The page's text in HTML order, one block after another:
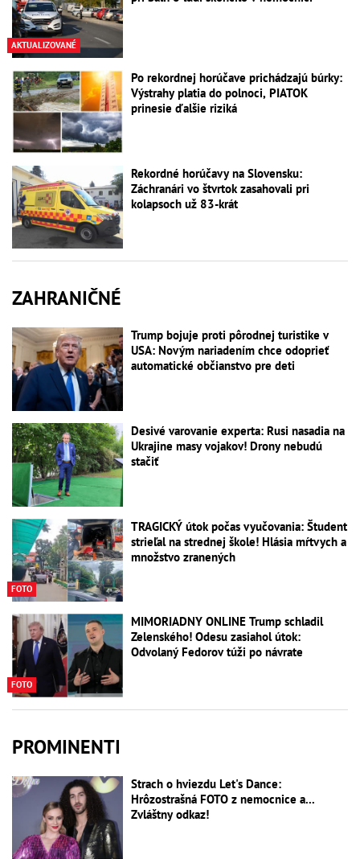
AKTUALIZOVANÉ
Po rekordnej horúčave prichádzajú búrky:
Výstrahy platia do polnoci, PIATOK
prinesie ďalšie riziká
Rekordné horúčavy na Slovensku:
Záchranári vo štvrtok zasahovali pri
kolapsoch už 83-krát
ZAHRANIČNÉ
Trump bojuje proti pôrodnej turistike v
USA: Novým nariadením chce odoprieť
automatické občianstvo pre deti
Desivé varovanie experta: Rusi nasadia na
Ukrajine masy vojakov! Drony nebudú
stačiť
FOTO
TRAGICKÝ útok počas vyučovania: Študent
strieľal na strednej škole! Hlásia mŕtvych a
množstvo zranených
FOTO
MIMORIADNY ONLINE Trump schladil
Zelenského! Odesu zasiahol útok:
Odvolaný Fedorov túži po návrate
PROMINENTI
Strach o hviezdu Let's Dance:
Hrôzostrašná FOTO z nemocnice a...
Zvláštny odkaz!